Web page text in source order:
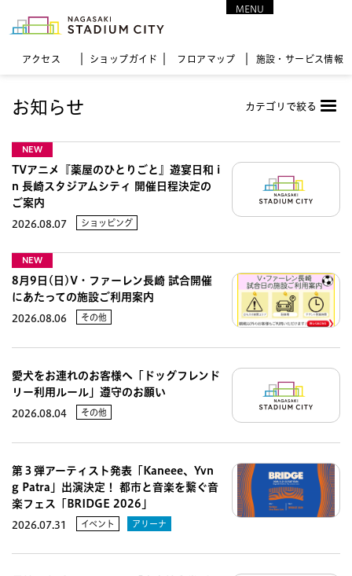
アクセス ショップガイド フロア マップ 施設・サービス情報
MENU
お知らせ カテゴリで絞る
NEW
TVアニメ『薬屋のひとりごと』遊宴日和 i
n 長崎スタジアムシティ 開催日程決定の
ご案内
2026.08.07 ショッピング
NEW
8月9日(日)V・ファーレン長崎 試合開催
にあたっての施設ご利用案内
2026.08.06 その他
愛犬をお連れのお客様へ「ドッグフレンド
リー利用ルール」遵守のお願い
2026.08.04 その他
第３弾アーティスト発表「Kaneee、Yvn
g Patra」出演決定！ 都市と音楽を繋ぐ音
楽フェス「BRIDGE 2026」
2026.07.31 イベント アリーナ